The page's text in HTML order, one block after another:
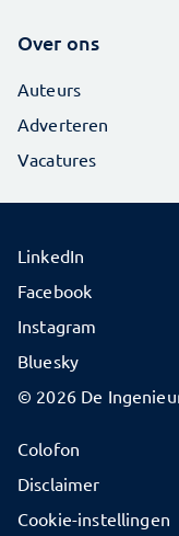
Over ons
Auteurs
Adverteren
Vacatures
© 2026 De
Colofon
Disclaimer
Cookie-instellingen
LinkedIn
Facebook
Instagram
Bluesky